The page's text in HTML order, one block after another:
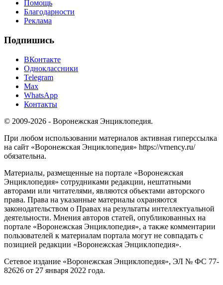
Помощь
Благодарности
Реклама
Подпишись
ВКонтакте
Одноклассники
Telegram
Max
WhatsApp
Контакты
© 2009-2026 - Воронежская Энциклопедия.
При любом использовании материалов активная гиперссылка
на сайт «Воронежская Энциклопедия» https://vrnency.ru/
обязательна.
Материалы, размещенные на портале «Воронежская
Энциклопедия» сотрудниками редакции, нештатными
авторами или читателями, являются объектами авторского
права. Права на указанные материалы охраняются
законодательством о Правах на результаты интеллектуальной
деятельности. Мнения авторов статей, опубликованных на
портале «Воронежская Энциклопедия», а также комментарии
пользователей к материалам портала могут не совпадать с
позицией редакции «Воронежская Энциклопедия».
Сетевое издание «Воронежская Энциклопедия», ЭЛ № ФС 77-
82626 от 27 января 2022 года.